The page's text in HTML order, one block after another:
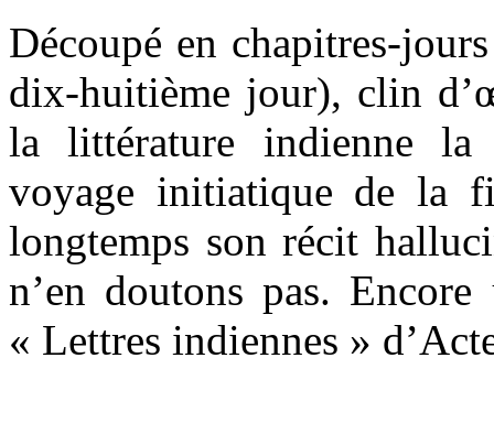
Découpé en chapitres-
dix-huitième jour), clin
la littérature indienne
voyage initiatique de la
longtemps son récit
n’en doutons pas.
« Lettres indiennes »